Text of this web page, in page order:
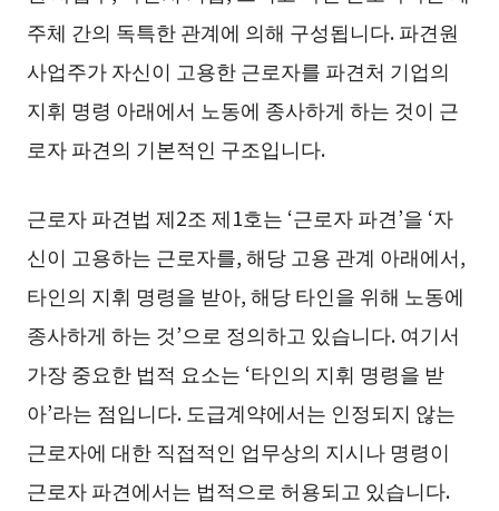
주체 간의 독특한 관계에 의해 구성됩니다. 파견원
사업주가 자신이 고용한 근로자를 파견처 기업의
지휘 명령 아래에서 노동에 종사하게 하는 것이 근
로자 파견의 기본적인 구조입니다.
근로자 파견법 제2조 제1호는 ‘근로자 파견’을 ‘자
신이 고용하는 근로자를, 해당 고용 관계 아래에서,
타인의 지휘 명령을 받아, 해당 타인을 위해 노동에
종사하게 하는 것’으로 정의하고 있습니다. 여기서
가장 중요한 법적 요소는 ‘타인의 지휘 명령을 받
아’라는 점입니다. 도급계약에서는 인정되지 않는
근로자에 대한 직접적인 업무상의 지시나 명령이
근로자 파견에서는 법적으로 허용되고 있습니다.